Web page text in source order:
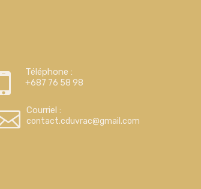
Téléphone :
+687 76 58 98
Courriel :
contact.cduvrac@gmail.com